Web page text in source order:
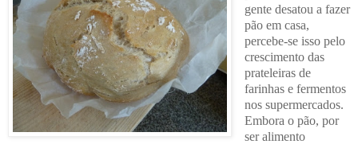
gente desatou a fazer
pão em casa,
percebe-se isso pelo
crescimento das
prateleiras de
farinhas e fermentos
nos supermercados.
Embora o pão, por
ser alimento